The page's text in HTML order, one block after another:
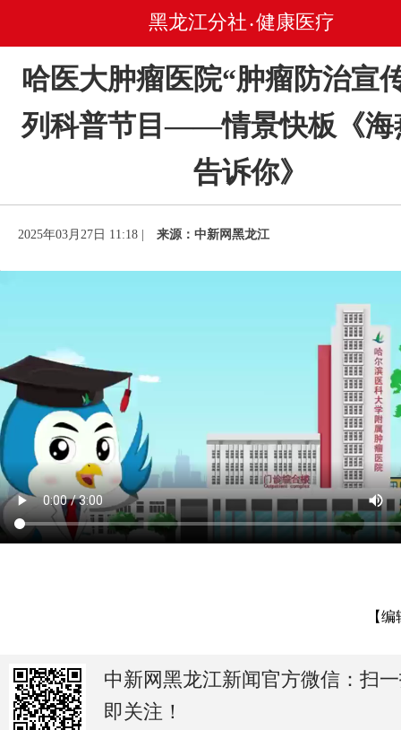
黑龙江分社 • 健康医疗
哈医大肿瘤医院“肿瘤防治宣
列科普节目——情景快板《海
告诉你》
2025年03月27日 11:18 | 来源：中新网黑龙江
【
中新网黑龙江新闻官方微信：扫
即关注！